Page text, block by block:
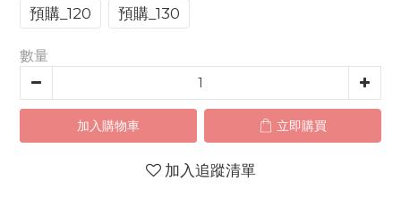
預購_120 預購_130
數量
加入購物車 立即購買
加入追蹤清單